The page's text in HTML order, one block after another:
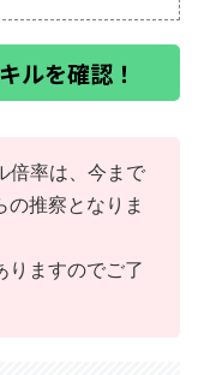
ルを確認！
倍率は、今まで
推察となりま
りますのでご了